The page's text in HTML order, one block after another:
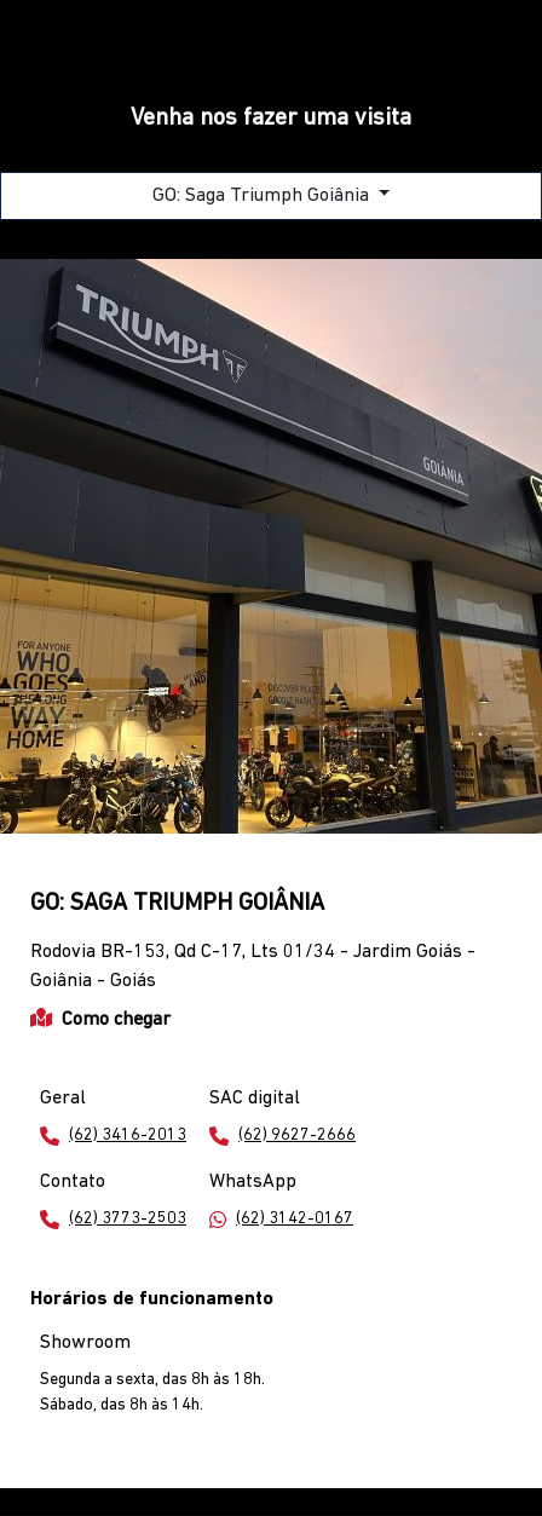
GO: SAGA TRIUMPH GOIÂNIA
Rodovia BR-153, Qd C-17, Lts 01/34 - Jardim Goiás -
Goiânia - Goiás
Como chegar
Geral
(62) 3416-2013 (62) 9627-2666
Contato
(62) 3773-2503
WhatsApp
(62) 3142-0167
Horários de funcionamento
Showroom
Segunda a sexta, das 8h às 18h.